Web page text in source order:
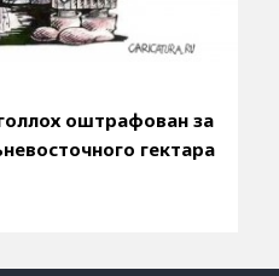
оштрафован за
гектара